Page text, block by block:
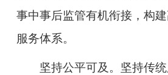
事中事后监管有机衔接，构
服务体系。
坚持公平可及。 坚持传